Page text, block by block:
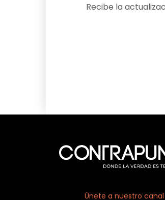
Recibe la
Únete a nuestro